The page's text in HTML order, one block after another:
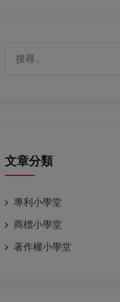
文章分類
專利小學堂
商標小學堂
著作權小學堂